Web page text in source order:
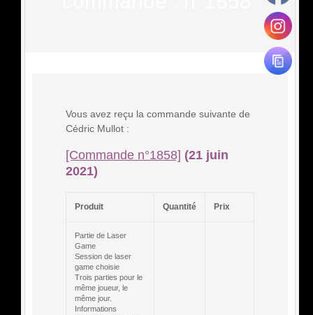
Vous avez reçu la commande suivante de
Cédric Mullot :
[Commande n°1858] (21 juin
2021)
Produit Quantité Prix
Partie de Laser
Game
Session de laser
game choisie
Trois parties pour le
même joueur, le
même jour.
Informations